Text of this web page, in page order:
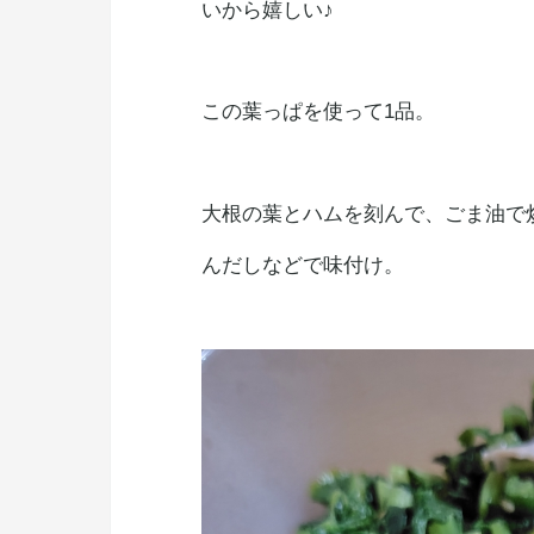
いから嬉しい♪
この葉っぱを使って1品。
大根の葉とハムを刻んで、ごま油で
んだしなどで味付け。